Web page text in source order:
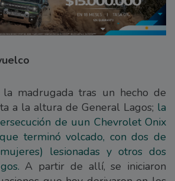
madrugada tras un hecho de
a la altura de General Lagos; la
de uun Chevrolet Onix
terminó volcado, con dos de
lesionadas y otros dos
A partir de allí, se iniciaron